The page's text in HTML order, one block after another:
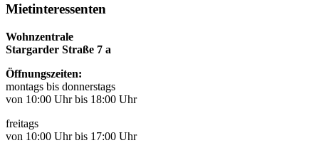
Mietinteressenten
Wohnzentrale
Stargarder Straße 7 a
Öffnungszeiten:
montags bis donnerstags
von 10:00 Uhr bis 18:00 Uhr
freitags
von 10:00 Uhr bis 17:00 Uhr